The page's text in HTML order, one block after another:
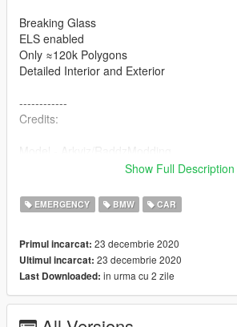
Breaking Glass
ELS enabled
Only ≈120k Polygons
Detailed Interior and Exterior
------------
Credits:
Lowered/models fixes - RaddzModding
RTK7: Polak101, 7BarGaming
Trunk equipment Models/Textures:
Assembled: Bruce Wayne
Skin: Ruhestifter
If we forgot someone in the credits please
Show Full Description
EMERGENCY BMW CAR
Primul incarcat: 23 decembrie 2020
Ultimul incarcat: 23 decembrie 2020
Last Downloaded: in urma cu 2 zile